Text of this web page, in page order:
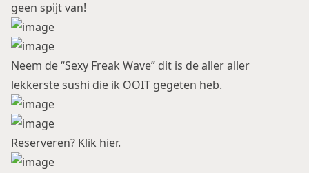
geen spijt van!
Neem de “Sexy Freak Wave” dit is de aller aller
lekkerste sushi die ik OOIT gegeten heb.
Reserveren? Klik hier.